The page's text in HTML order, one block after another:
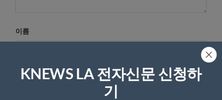
이름
KNEWS LA 전자신문 신청하
기